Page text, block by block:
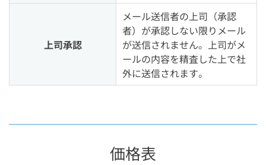
上司承認
メール送信者の上司（承認
者）が承認しない限りメール
が送信されません。上司がメ
ールの内容を精査した上で社
外に送信されます。
価格表